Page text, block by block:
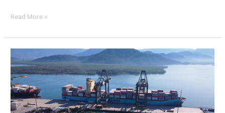
Read More »
assume
produção
do
Porto
360,